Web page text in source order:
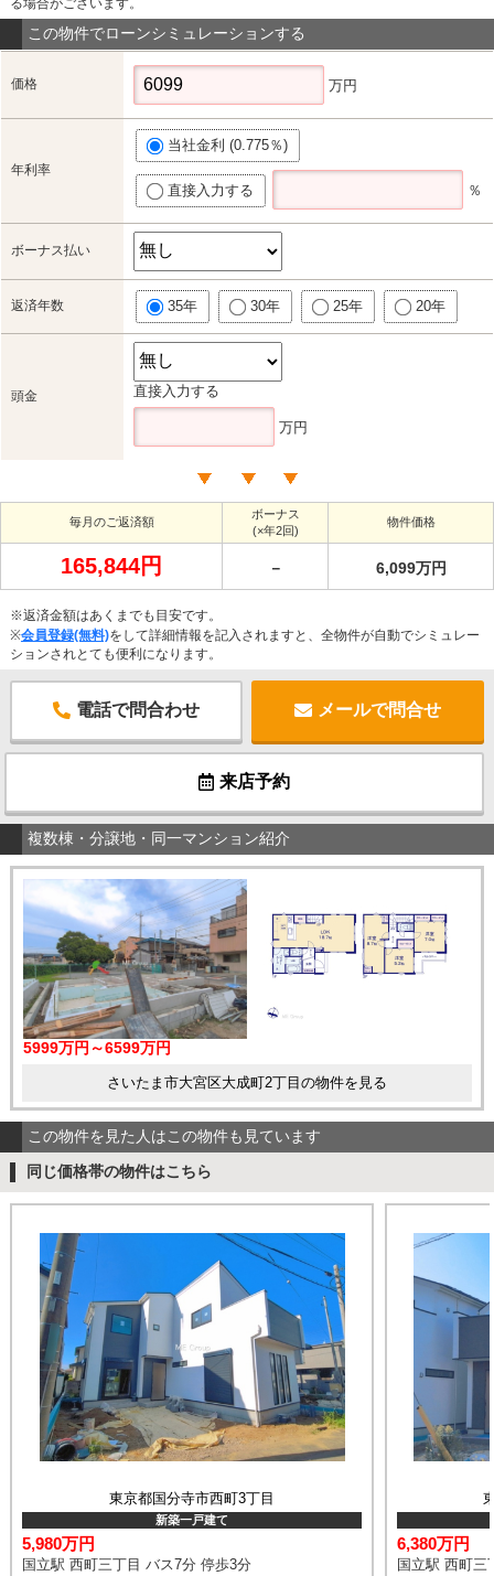
この物件でローンシミュレーションする
価格 万円
年利率
当社金利 (0.775％)
直接入力する ％
ボーナス払い
返済年数 35年 30年 25年 20年
頭金 直接入力する
万円
毎月のご返済額
ボーナス
(×年2回)
物件価格
165,844円 － 6,099万円
※返済金額はあくまでも目安です。
※会員登録(無料)をして詳細情報を記入されますと、全物件が自動でシミュレー
ションされとても便利になります。
電話で問合わせ メールで問合せ
来店予約
複数棟・分譲地・同一マンション紹介
5999万円～6599万円
さいたま市大宮区大成町2丁目の物件を見る
この物件を見た人はこの物件も見ています
同じ価格帯の物件はこちら
東京都国分寺市西町3丁目
新築一戸建て
5,980万円
国立駅 西町三丁目 バス7分 停歩3分
6,380万円
国立駅 西町三